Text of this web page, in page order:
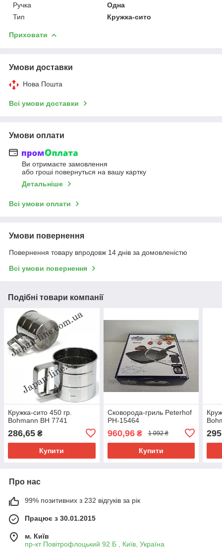
Ручка
Одна
Тип
Кружка-сито
Приховати
Умови доставки
Нова Пошта
Всі умови доставки
Умови оплати
Ви отримаєте замовлення
або гроші повернуться на вашу картку
Детальніше
Всі умови оплати
Умови повернення
Повернення товару впродовж 14 днів за домовленістю
Всі умови повернення
Подібні товари компанії
Кружка-сито 450 гр.
Bohmann BH 7741
286,65 ₴
Купити
Сковорода-гриль Peterhof
PH-15464
960,96₴ 1 092 ₴
Купити
Про нас
99% позитивних з 232 відгуків за рік
Працює з 30.01.2015
м. Київ
пр-кт Повітрофлоцький 92 Б , Київ, Україна